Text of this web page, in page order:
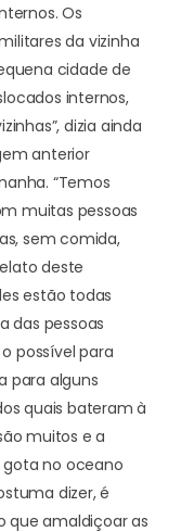
Os
da vizinha
cidade de
internos,
dizia ainda
anterior
“Temos
muitas pessoas
sem comida,
deste
estão todas
das pessoas
possível para
para alguns
quais bateram à
muitos e a
no oceano
dizer, é
que amaldiçoar as